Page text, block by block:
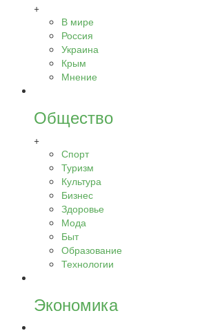
+
В мире
Россия
Украина
Крым
Мнение
Общество
+
Спорт
Туризм
Культура
Бизнес
Здоровье
Мода
Быт
Образование
Технологии
Экономика